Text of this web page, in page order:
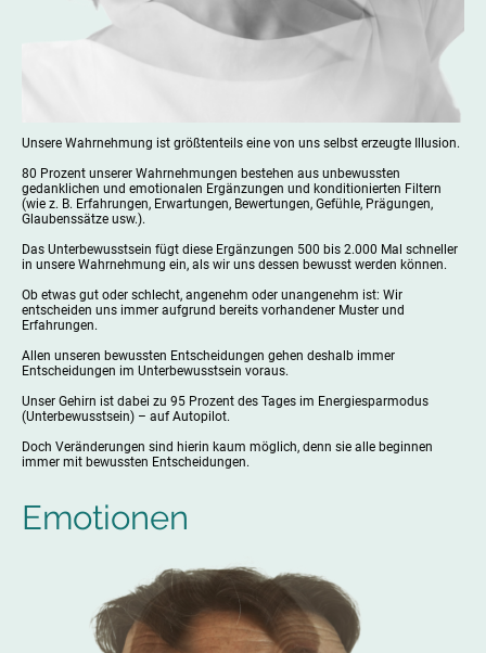
Unsere Wahrnehmung ist größtenteils eine von uns selbst erzeugte Illusion.
80 Prozent unserer Wahrnehmungen bestehen aus unbewussten
gedanklichen und emotionalen Ergänzungen und konditionierten Filtern
(wie z. B. Erfahrungen, Erwartungen, Bewertungen, Gefühle, Prägungen,
Glaubenssätze usw.).
Das Unterbewusstsein fügt diese Ergänzungen 500 bis 2.000 Mal schneller
in unsere Wahrnehmung ein, als wir uns dessen bewusst werden können.
Ob etwas gut oder schlecht, angenehm oder unangenehm ist: Wir
entscheiden uns immer aufgrund bereits vorhandener Muster und
Erfahrungen.
Allen unseren bewussten Entscheidungen gehen deshalb immer
Entscheidungen im Unterbewusstsein voraus.
Unser Gehirn ist dabei zu 95 Prozent des Tages im Energiesparmodus
(Unterbewusstsein) – auf Autopilot.
Doch Veränderungen sind hierin kaum möglich, denn sie alle beginnen
immer mit bewussten Entscheidungen.
Emotionen